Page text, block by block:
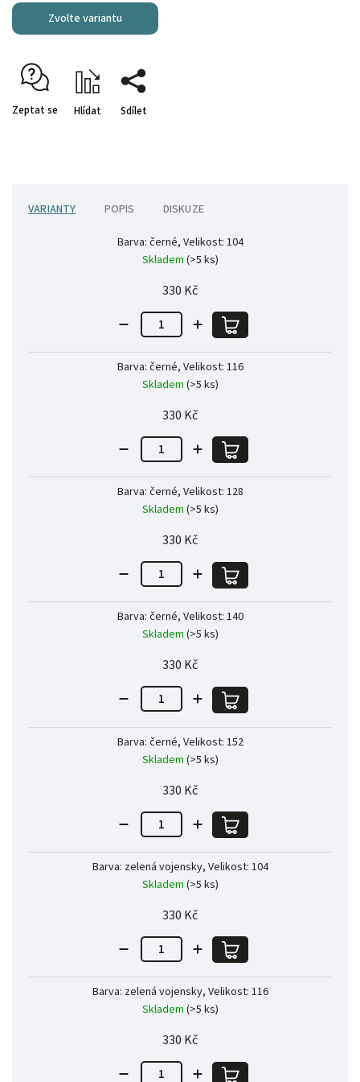
Zvolte variantu
Zeptat se Hlídat Sdílet
VARIANTY POPIS DISKUZE
Barva: černé, Velikost: 104
Skladem (>5 ks)
330 Kč
Barva: černé, Velikost: 116
Skladem (>5 ks)
330 Kč
Barva: černé, Velikost: 128
Skladem (>5 ks)
330 Kč
Barva: černé, Velikost: 140
Skladem (>5 ks)
330 Kč
Barva: černé, Velikost: 152
Skladem (>5 ks)
330 Kč
Barva: zelená vojensky, Velikost: 104
Skladem (>5 ks)
330 Kč
Barva: zelená vojensky, Velikost: 116
Skladem (>5 ks)
330 Kč